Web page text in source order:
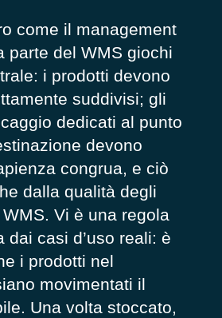
come il management
parte del WMS giochi
i prodotti devono
suddivisi; gli
dedicati al punto
devono
congrua, e ciò
dalla qualità degli
Vi è una regola
dai casi d’uso reali: è
i prodotti nel
movimentati il
Una volta stoccato,